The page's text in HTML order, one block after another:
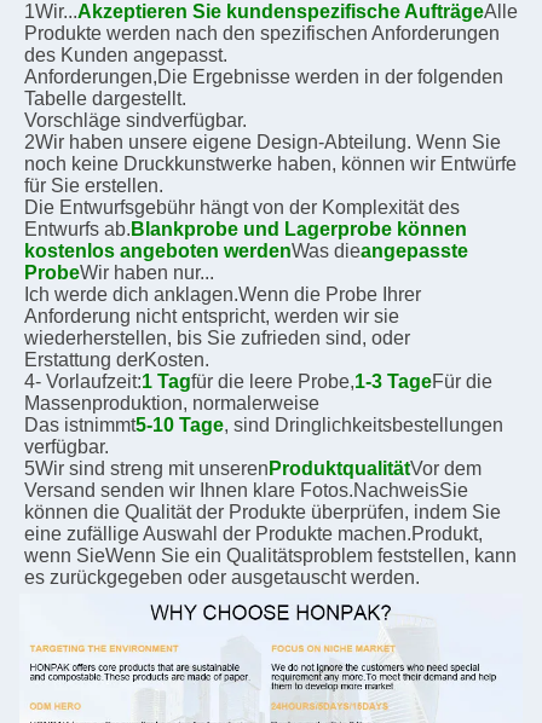
1Wir...Akzeptieren Sie kundenspezifische AufträgeAlle
Produkte werden nach den spezifischen Anforderungen
des Kunden angepasst.
Anforderungen,Die Ergebnisse werden in der folgenden
Tabelle dargestellt.
Vorschläge sindverfügbar.
2Wir haben unsere eigene Design-Abteilung. Wenn Sie
noch keine Druckkunstwerke haben, können wir Entwürfe
für Sie erstellen.
Die Entwurfsgebühr hängt von der Komplexität des
Entwurfs ab. Blankprobe und Lagerprobe können
kostenlos angeboten werdenWas dieangepasste
ProbeWir haben nur...
Ich werde dich anklagen.Wenn die Probe Ihrer
Anforderung nicht entspricht, werden wir sie
wiederherstellen, bis Sie zufrieden sind, oder
Erstattung derKosten.
4- Vorlaufzeit:1 Tagfür die leere Probe,1-3 TageFür die
Massenproduktion, normalerweise
Das istnimmt5-10 Tage, sind Dringlichkeitsbestellungen
verfügbar.
5Wir sind streng mit unseren ProduktqualitätVor dem
Versand senden wir Ihnen klare Fotos.NachweisSie
können die Qualität der Produkte überprüfen, indem Sie
eine zufällige Auswahl der Produkte machen.Produkt,
wenn SieWenn Sie ein Qualitätsproblem feststellen, kann
es zurückgegeben oder ausgetauscht werden.